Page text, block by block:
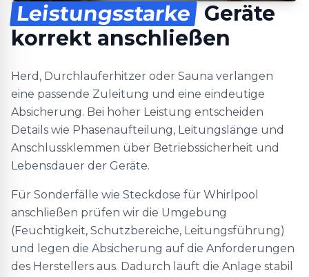
Leistungsstarke Geräte
korrekt anschließen
Herd, Durchlauferhitzer oder Sauna verlangen
eine passende Zuleitung und eine eindeutige
Absicherung. Bei hoher Leistung entscheiden
Details wie Phasenaufteilung, Leitungslänge und
Anschlussklemmen über Betriebssicherheit und
Lebensdauer der Geräte.
Für Sonderfälle wie Steckdose für Whirlpool
anschließen prüfen wir die Umgebung
(Feuchtigkeit, Schutzbereiche, Leitungsführung)
und legen die Absicherung auf die Anforderungen
des Herstellers aus. Dadurch läuft die Anlage stabil